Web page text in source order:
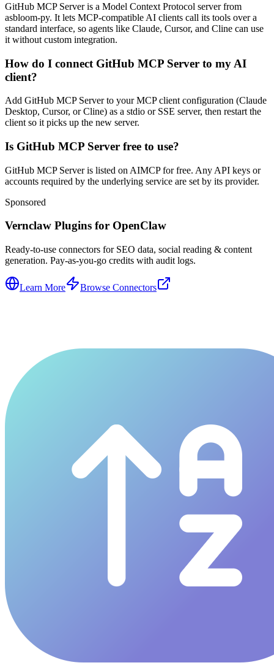
GitHub MCP Server is a Model Context Protocol server from
asbloom-py. It lets MCP-compatible AI clients call its tools over a
standard interface, so agents like Claude, Cursor, and Cline can use
it without custom integration.
How do I connect GitHub MCP Server to my AI
client?
Add GitHub MCP Server to your MCP client configuration (Claude
Desktop, Cursor, or Cline) as a stdio or SSE server, then restart the
client so it picks up the new server.
Is GitHub MCP Server free to use?
GitHub MCP Server is listed on AIMCP for free. Any API keys or
accounts required by the underlying service are set by its provider.
Sponsored
Vernclaw Plugins for OpenClaw
Ready-to-use connectors for SEO data, social reading & content
generation. Pay-as-you-go credits with audit logs.
Learn More Browse Connectors